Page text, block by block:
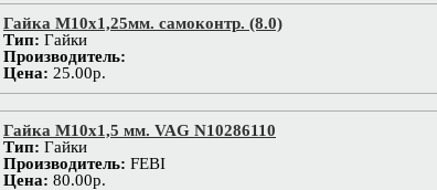
Гайка М10х1,25мм. самоконтр. (8.0)
Тип: Гайки
Производитель:
Цена: 25.00р.
Гайка М10х1,5 мм. VAG N10286110
Тип: Гайки
Производитель: FEBI
Цена: 80.00р.